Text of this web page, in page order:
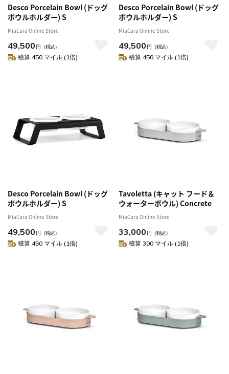
Desco Porcelain Bowl (ドッグ
ボウルホルダー) S
MiaCara Online Store
49,500 円 （税込）
積算 450 マイル (1倍)
Desco Porcelain Bowl (ドッグ
ボウルホルダー) S
MiaCara Online Store
49,500 円 （税込）
積算 450 マイル (1倍)
Desco Porcelain Bowl (ドッグ
ボウルホルダー) S
MiaCara Online Store
49,500 円 （税込）
積算 450 マイル (1倍)
Tavoletta (キャット フード＆
ウォーターボウル) Concrete
MiaCara Online Store
33,000 円 （税込）
積算 300 マイル (1倍)